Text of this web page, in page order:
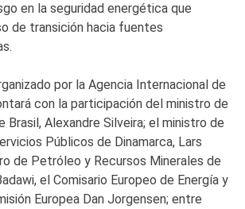
en la seguridad energética que
de transición hacia fuentes
por la Agencia Internacional de
con la participación del ministro de
Brasil, Alexandre Silveira; el ministro de
Públicos de Dinamarca, Lars
de Petróleo y Recursos Minerales de
el Comisario Europeo de Energía y
Europea Dan Jorgensen; entre